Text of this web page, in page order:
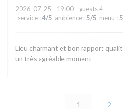
2026-07-25 - 19:00 - guests 4
service : 4/5 ambience : 5/5 menu : 5
Lieu charmant et bon rapport
un très agréable moment
1 2